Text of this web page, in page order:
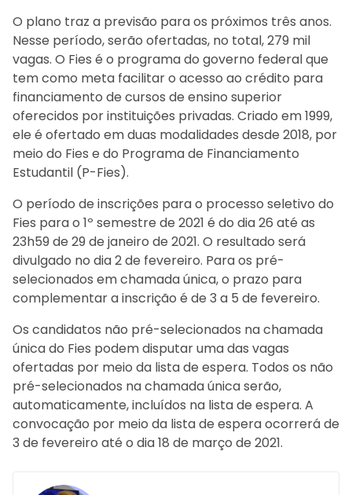
O plano traz a previsão para os próximos três anos.
Nesse período, serão ofertadas, no total, 279 mil
vagas. O Fies é o programa do governo federal que
tem como meta facilitar o acesso ao crédito para
financiamento de cursos de ensino superior
oferecidos por instituições privadas. Criado em 1999,
ele é ofertado em duas modalidades desde 2018, por
meio do Fies e do Programa de Financiamento
Estudantil (P-Fies).
O período de inscrições para o processo seletivo do
Fies para o 1º semestre de 2021 é do dia 26 até as
23h59 de 29 de janeiro de 2021. O resultado será
divulgado no dia 2 de fevereiro. Para os pré-
selecionados em chamada única, o prazo para
complementar a inscrição é de 3 a 5 de fevereiro.
Os candidatos não pré-selecionados na chamada
única do Fies podem disputar uma das vagas
ofertadas por meio da lista de espera. Todos os não
pré-selecionados na chamada única serão,
automaticamente, incluídos na lista de espera. A
convocação por meio da lista de espera ocorrerá de
3 de fevereiro até o dia 18 de março de 2021.